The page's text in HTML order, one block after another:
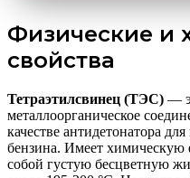
Физические и
свойства
Тетраэтилсвинец (ТЭС) —
металлоорганическое
качестве антидетонатора
бензина. Имеет химическую
собой густую бесцветную